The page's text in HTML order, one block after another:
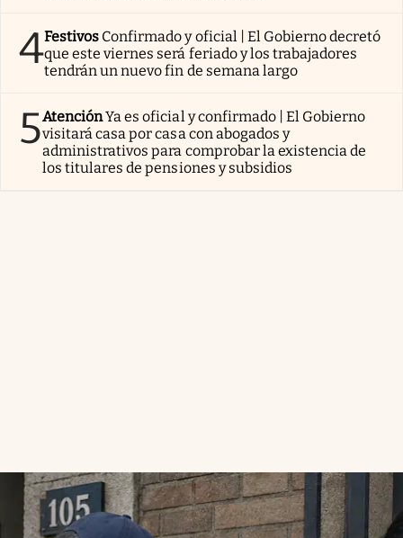
4Festivos Confirmado y oficial | El Gobierno decretó
que este viernes será feriado y los trabajadores
tendrán un nuevo fin de semana largo
5AtenciónYa es oficial y confirmado | El Gobierno
visitará casa por casa con abogados y
administrativos para comprobar la existencia de
los titulares de pensiones y subsidios